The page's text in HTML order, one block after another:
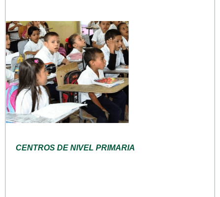
CENTROS DE NIVEL PRIMARIA